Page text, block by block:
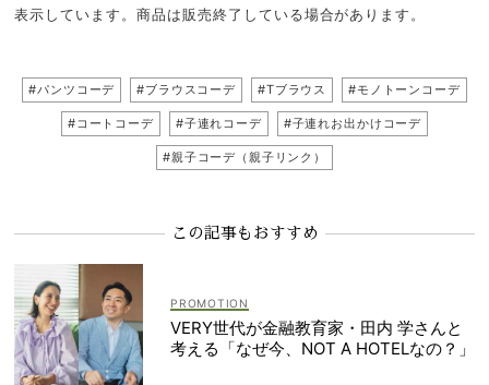
表示しています。商品は販売終了している場合があります。
#パンツコーデ #ブラウスコーデ #Tブラウス #モノトーンコーデ
#コートコーデ #子連れコーデ #子連れお出かけコーデ
#親子コーデ（親子リンク）
この記事もおすすめ
VERY世代が金融教育家・田内 学さんと
考える「なぜ今、NOT A HOTELなの？」